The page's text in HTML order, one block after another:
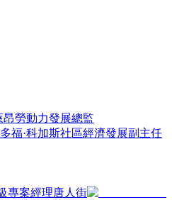
昂勞動力發展總監
福·科加斯社區經濟發展副主任
專案經理唐人街